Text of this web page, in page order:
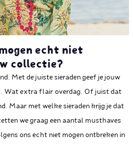
echt niet
collectie?
Met de juiste sieraden geef je jouw
Wat extra flair overdag. Of juist dat
Maar met welke sieraden krijg je dat
we graag een aantal musthaves
ons echt niet mogen ontbreken in